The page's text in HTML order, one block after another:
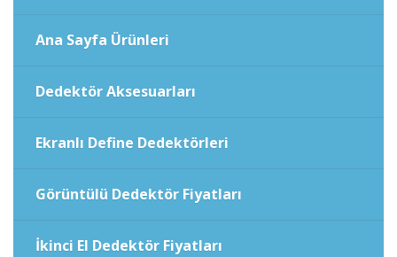
Ana Sayfa Ürünleri
Dedektör Aksesuarları
Ekranlı Define Dedektörleri
Görüntülü Dedektör Fiyatları
İkinci El Dedektör Fiyatları